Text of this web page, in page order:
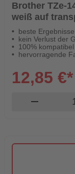
Brother TZe-
weiß auf
beste Ergebnisse
kein Verlust der
100%
hervorragende
12,85 €*
remove